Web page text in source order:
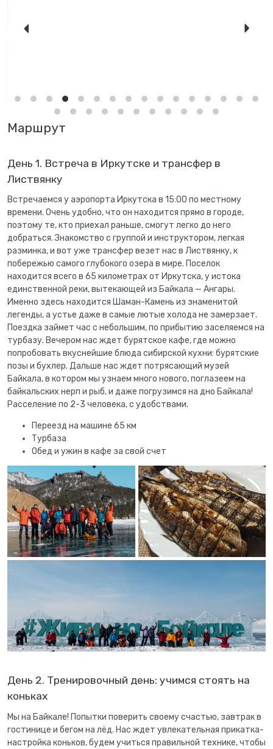
Маршрут
День 1. Встреча в Иркутске и трансфер в
Листвянку
Встречаемся у аэропорта Иркутска в 15:00 по местному
времени. Очень удобно, что он находится прямо в городе,
поэтому те, кто приехал раньше, смогут легко до него
добраться. Знакомство с группой и инструктором, легкая
разминка, и вот уже трансфер везет нас в Листвянку, к
побережью самого глубокого озера в мире. Поселок
находится всего в 65 километрах от Иркутска, у истока
единственной реки, вытекающей из Байкала — Ангары.
Именно здесь находится Шаман-Камень из знаменитой
легенды, а устье даже в самые лютые холода не замерзает.
Поездка займет час с небольшим, по прибытию заселяемся на
турбазу. Вечером нас ждет бурятское кафе, где можно
попробовать вкуснейшие блюда сибирской кухни: бурятские
позы и бухлер. Дальше нас ждет потрясающий музей
Байкала, в котором мы узнаем много нового, поглазеем на
байкальских нерп и рыб, и даже погрузимся на дно Байкала!
Расселение по 2-3 человека, с удобствами.
Переезд на машине 65 км
Турбаза
Обед и ужин в кафе за свой счет
День 2. Тренировочный день: учимся стоять на
коньках
Мы на Байкале! Попытки поверить своему счастью, завтрак в
гостинице и бегом на лёд. Нас ждет увлекательная прикатка-
настройка коньков, будем учиться правильной технике, чтобы